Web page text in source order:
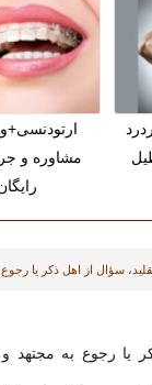
مشاوره و
سؤال از اهل ذکر یا
یا رجوع به